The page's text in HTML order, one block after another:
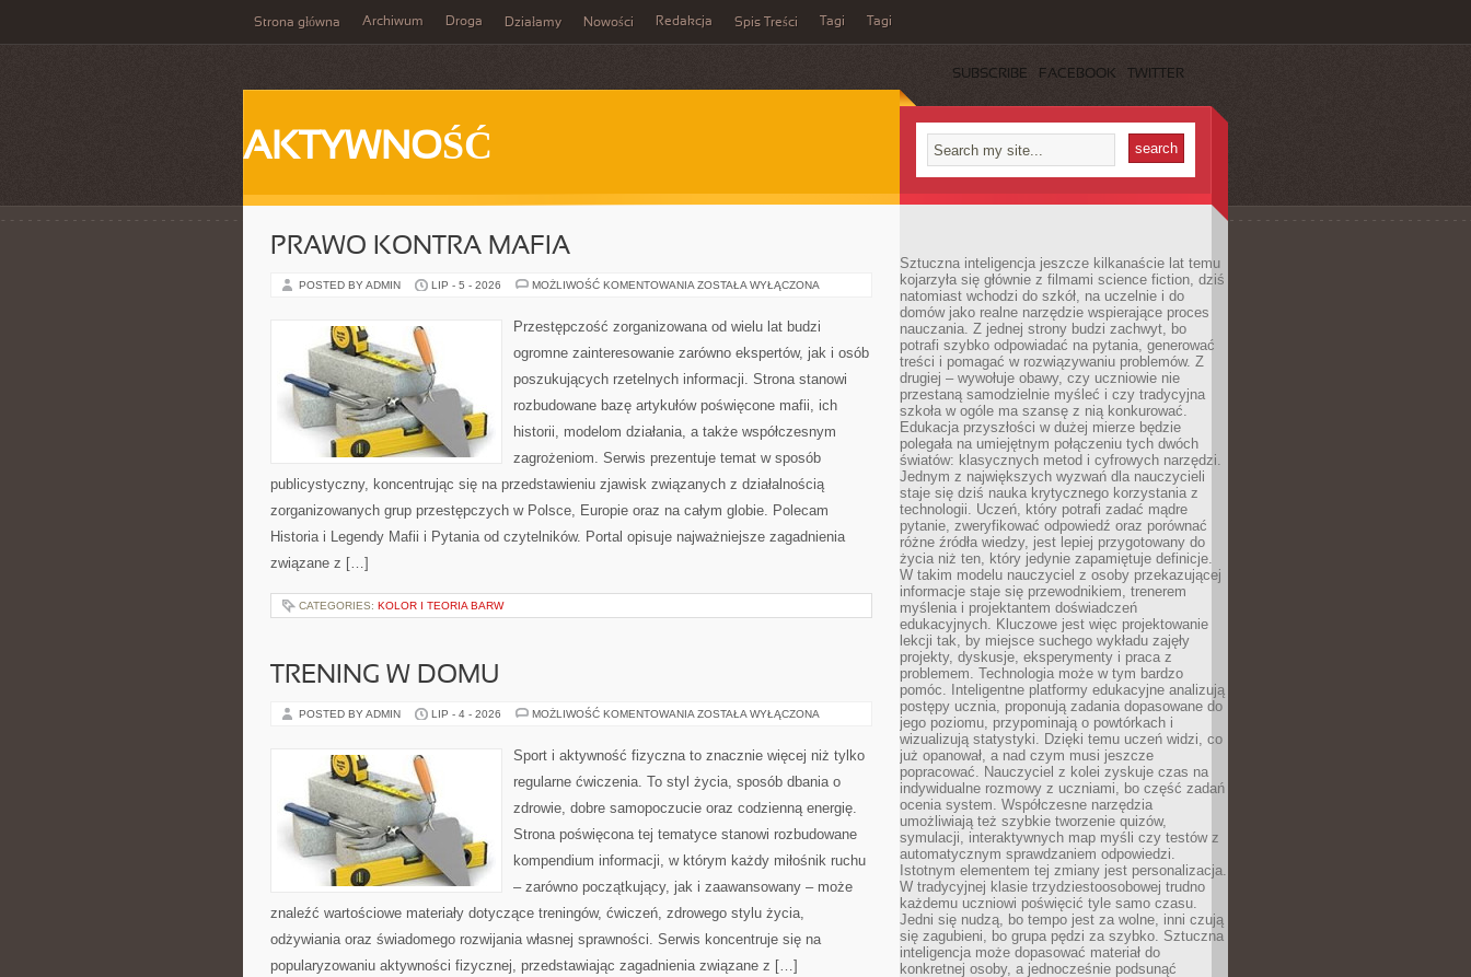
Strona główna Archiwum Droga Działamy Nowości Redakcja Spis Treści Tagi Tagi
SUBSCRIBE FACEBOOK TWITTER
AKTYWNOŚĆ
PRAWO KONTRA MAFIA
POSTED BY ADMIN LIP - 5 - 2026 MOŻLIWOŚĆ KOMENTOWANIA PRAWO
ZOSTAŁA WYŁĄCZONA
Przestępczość zorganizowana od wielu lat budzi
ogromne zainteresowanie zarówno ekspertów, jak i osób
poszukujących rzetelnych informacji. Strona stanowi
rozbudowane bazę artykułów poświęcone mafii, ich
historii, modelom działania, a także współczesnym
zagrożeniom. Serwis prezentuje temat w sposób
publicystyczny, koncentrując się na przedstawieniu zjawisk związanych z działalnością
zorganizowanych grup przestępczych w Polsce, Europie oraz na całym globie. Polecam
Historia i Legendy Mafii i Pytania od czytelników. Portal opisuje najważniejsze zagadnienia
związane z […]
CATEGORIES: KOLOR I TEORIA BARW
TRENING W DOMU
POSTED BY ADMIN LIP - 4 - 2026 MOŻLIWOŚĆ KOMENTOWANIA TRENING
ZOSTAŁA WYŁĄCZONA
Sport i aktywność fizyczna to znacznie więcej niż tylko
regularne ćwiczenia. To styl życia, sposób dbania o
zdrowie, dobre samopoczucie oraz codzienną energię.
Strona poświęcona tej tematyce stanowi rozbudowane
kompendium informacji, w którym każdy miłośnik ruchu
– zarówno początkujący, jak i zaawansowany – może
znaleźć wartościowe materiały dotyczące treningów, ćwiczeń, zdrowego stylu życia,
odżywiania oraz świadomego rozwijania własnej sprawności. Serwis koncentruje się na
popularyzowaniu aktywności fizycznej, przedstawiając zagadnienia związane z […]
Sztuczna inteligencja jeszcze kilkanaście lat temu
kojarzyła się głównie z filmami science fiction, dziś
natomiast wchodzi do szkół, na uczelnie i do
domów jako realne narzędzie wspierające proces
nauczania. Z jednej strony budzi zachwyt, bo
potrafi szybko odpowiadać na pytania, generować
treści i pomagać w rozwiązywaniu problemów. Z
drugiej – wywołuje obawy, czy uczniowie nie
przestaną samodzielnie myśleć i czy tradycyjna
szkoła w ogóle ma szansę z nią konkurować.
Edukacja przyszłości w dużej mierze będzie
polegała na umiejętnym połączeniu tych dwóch
światów: klasycznych metod i cyfrowych narzędzi.
Jednym z największych wyzwań dla nauczycieli
staje się dziś nauka krytycznego korzystania z
technologii. Uczeń, który potrafi zadać mądre
pytanie, zweryfikować odpowiedź oraz porównać
różne źródła wiedzy, jest lepiej przygotowany do
życia niż ten, który jedynie zapamiętuje definicje.
W takim modelu nauczyciel z osoby przekazującej
informacje staje się przewodnikiem, trenerem
myślenia i projektantem doświadczeń
edukacyjnych. Kluczowe jest więc projektowanie
lekcji tak, by miejsce suchego wykładu zajęły
projekty, dyskusje, eksperymenty i praca z
problemem. Technologia może w tym bardzo
pomóc. Inteligentne platformy edukacyjne analizują
postępy ucznia, proponują zadania dopasowane do
jego poziomu, przypominają o powtórkach i
wizualizują statystyki. Dzięki temu uczeń widzi, co
już opanował, a nad czym musi jeszcze
popracować. Nauczyciel z kolei zyskuje czas na
indywidualne rozmowy z uczniami, bo część zadań
ocenia system. Współczesne narzędzia
umożliwiają też szybkie tworzenie quizów,
symulacji, interaktywnych map myśli czy testów z
automatycznym sprawdzaniem odpowiedzi.
Istotnym elementem tej zmiany jest personalizacja.
W tradycyjnej klasie trzydziestoosobowej trudno
każdemu uczniowi poświęcić tyle samo czasu.
Jedni się nudzą, bo tempo jest za wolne, inni czują
się zagubieni, bo grupa pędzi za szybko. Sztuczna
inteligencja może dopasować materiał do
konkretnej osoby, a jednocześnie podsunąć